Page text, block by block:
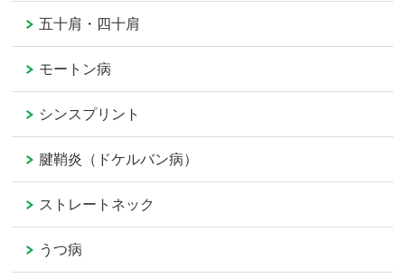
五十肩・四十肩
モートン病
シンスプリント
腱鞘炎（ドケルバン病）
ストレートネック
うつ病